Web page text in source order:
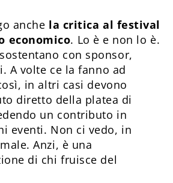
anche la critica al festival
economico. Lo è e non lo è.
con sponsor,
A volte ce la fanno ad
in altri casi devono
diretto della platea di
un contributo in
eventi. Non ci vedo, in
Anzi, è una
di chi fruisce del